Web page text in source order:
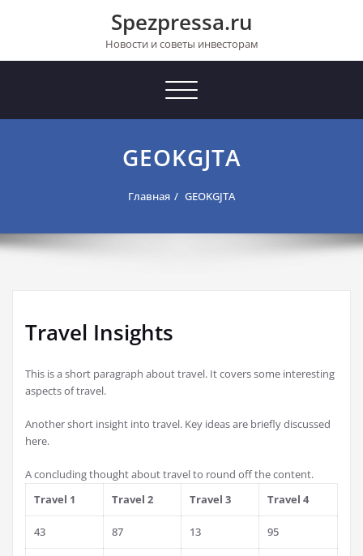
Spezpressa.ru
Новости и советы инвесторам
Toggle
GEOKGJTA
Главная GEOKGJTA
Travel Insights
This is a short paragraph about travel. It covers some interesting
aspects of travel.
Another short insight into travel. Key ideas are briefly discussed
here.
A concluding thought about travel to round off the content.
Travel 1
Travel 2 Travel 3 Travel 4
43 87 13 95